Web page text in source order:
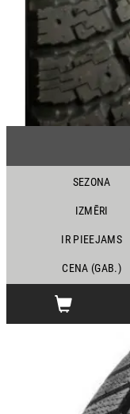
SEZONA
IZMĒRI
IR PIEEJAMS
CENA (GAB.)